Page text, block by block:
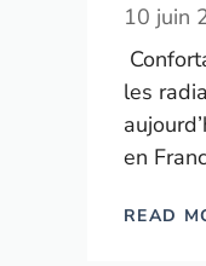
10 juin
les
en
READ